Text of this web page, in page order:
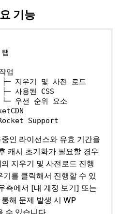
기능
탭
작업
├─ 지우기 및 사전
로드
├─ 사용된
CSS
└─ 우선 순위
요소
Support
인 라이선스와 유효 기간을
캐시 초기화가 필요할 경우
지우기 및 사전로드 진행
를 클릭해서 진행할 수 있
측에서 [내 계정 보기] 또는
해 문제 발생 시 WP